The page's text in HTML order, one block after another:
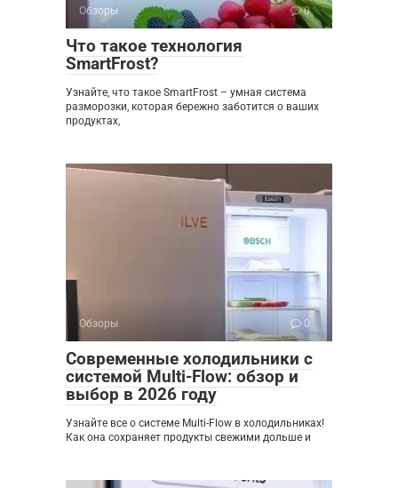
Обзоры 0
Что такое технология
SmartFrost?
Узнайте, что такое SmartFrost – умная система
разморозки, которая бережно заботится о ваших
продуктах,
Обзоры 0
Современные холодильники с
системой Multi-Flow: обзор и
выбор в 2026 году
Узнайте все о системе Multi-Flow в холодильниках!
Как она сохраняет продукты свежими дольше и